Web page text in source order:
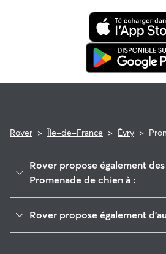
Rover > Île-de-France > Évry >
Rover propose également
Promenade de chien à :
Corbeil-Essonnes
Rover propose également